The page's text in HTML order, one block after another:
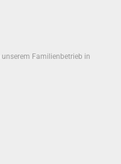
Familienbetrieb in